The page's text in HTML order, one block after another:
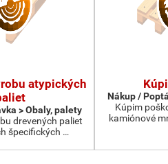
atypických
> Obaly, palety
drevených paliet
špecifických …
Nákup /
Kúpim
kamiónové